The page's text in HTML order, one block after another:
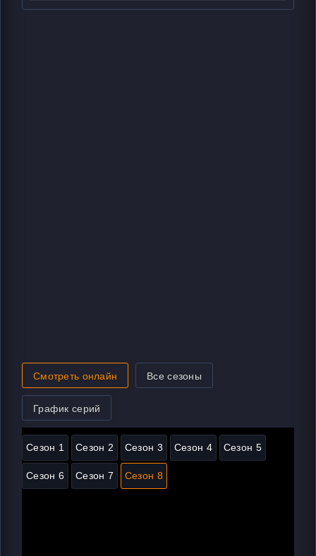
Смотреть онлайн Все сезоны
График серий
Сезон 1 Сезон 2 Сезон 3 Сезон 4 Сезон 5
Сезон 6 Сезон 7 Сезон 8